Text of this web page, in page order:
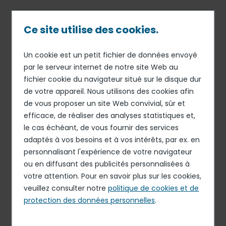
principal
Fil
d'Ariane
07 AVR 26 STRATÉGIE
Elior lance son activité
Traiteur et nomme
Stéphane Duval, Meilleur
Ouvrier de France, comme
Chef Exécutif Traiteur
Elior lance son activité Traiteur et nomme Stéphane
Duval, Meilleur Ouvrier de France, comme Chef Exécutif
Traiteur
Ce site utilise des cookies.
Un cookie est un petit fichier de données envoyé
par le serveur internet de notre site Web au
fichier cookie du navigateur situé sur le disque dur
de votre appareil. Nous utilisons des cookies afin
de vous proposer un site Web convivial, sûr et
efficace, de réaliser des analyses statistiques et,
le cas échéant, de vous fournir des services
adaptés à vos besoins et à vos intérêts, par ex. en
personnalisant l'expérience de votre navigateur
ou en diffusant des publicités personnalisées à
votre attention. Pour en savoir plus sur les cookies,
veuillez consulter notrepolitique de cookies et de
protection des données personnelles.